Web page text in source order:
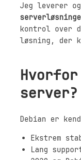
Jeg leverer
kontrol over
løsning, der
Hvorfor
server?
Debian er
Ekstrem
Lang